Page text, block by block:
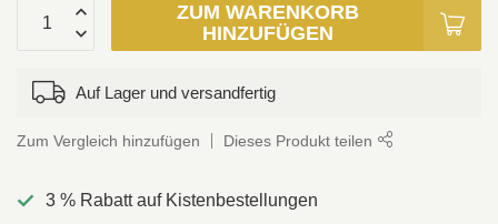
ZUM WARENKORB
HINZUFÜGEN
Auf Lager und versandfertig
Zum Vergleich hinzufügen Dieses Produkt teilen
3 % Rabatt auf Kistenbestellungen